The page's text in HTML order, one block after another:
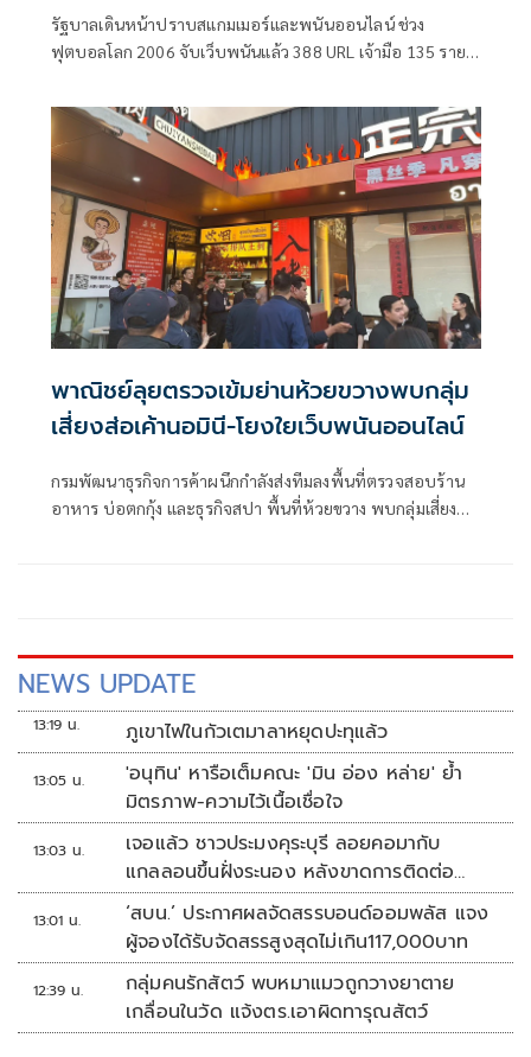
รัฐบาลเดินหน้าปราบสแกมเมอร์และพนันออนไลน์ ช่วง
ฟุตบอลโลก 2006 จับเว็บพนันแล้ว 388 URL เจ้ามือ 135 ราย ผู้
พาณิชย์ลุยตรวจเข้มย่านห้วยขวางพบกลุ่ม
เสี่ยงส่อเค้านอมินี-โยงใยเว็บพนันออนไลน์
กรมพัฒนาธุรกิจการค้าผนึกกำลังส่งทีมลงพื้นที่ตรวจสอบร้าน
อาหาร บ่อตกกุ้ง และธุรกิจสปา พื้นที่ห้วยขวาง พบกลุ่มเสี่ยงส่อ
NEWS UPDATE
13:19 น. ภูเขาไฟในกัวเตมาลาหยุดปะทุแล้ว
13:05 น.
'อนุทิน' หารือเต็มคณะ 'มิน อ่อง หล่าย' ย้ำ
มิตรภาพ-ความไว้เนื้อเชื่อใจ
13:03 น.
เจอแล้ว ชาวประมงคุระบุรี ลอยคอมากับ
แกลลอนขึ้นฝั่งระนอง หลังขาดการติดต่อ
หลายวัน
13:01 น.
‘สบน.’ ประกาศผลจัดสรรบอนด์ออมพลัส แจง
ผู้จองได้รับจัดสรรสูงสุดไม่เกิน117,000บาท
12:39 น.
กลุ่มคนรักสัตว์ พบหมาแมวถูกวางยาตาย
เกลื่อนในวัด แจ้งตร.เอาผิดทารุณสัตว์